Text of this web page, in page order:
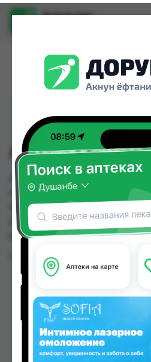
Доруи ман
АРГИНОВЕЛЛ СИРОП
заказать в аптеках,
Аптека Нур (Nur), Арча,
Дору Фарм №2 по цене от
в Душанбе и других
Цена: от55.00 TJS